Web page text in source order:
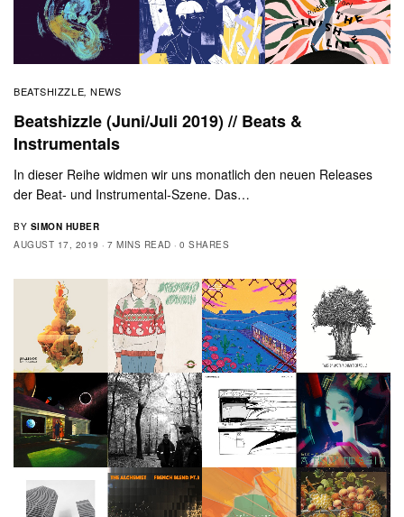
BEATSHIZZLE,NEWS
Beatshizzle (Juni/Juli 2019) // Beats &
Instrumentals
In dieser Reihe widmen wir uns monatlich den neuen Releases
der Beat- und Instrumental-Szene. Das…
BY SIMON HUBER
AUGUST 17, 2019
7 MINS READ 0 SHARES